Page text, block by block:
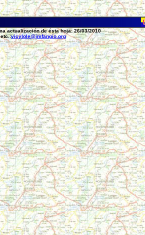
actualización de ésta hoja: 26/03/2010
vicylole@jmfangio.org